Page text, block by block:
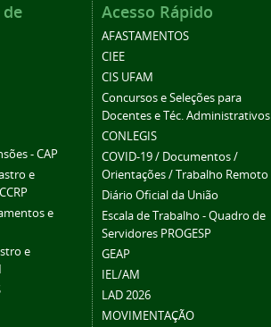
- CAP
e
e
e
Acesso Rápido
AFASTAMENTOS
CIEE
CIS UFAM
Concursos e Seleções para
Docentes e Téc. Administrativos
CONLEGIS
COVID-19 / Documentos /
Orientações / Trabalho Remoto
Diário Oficial da União
Escala de Trabalho - Quadro de
Servidores PROGESP
GEAP
IEL/AM
LAD 2026
MOVIMENTAÇÃO